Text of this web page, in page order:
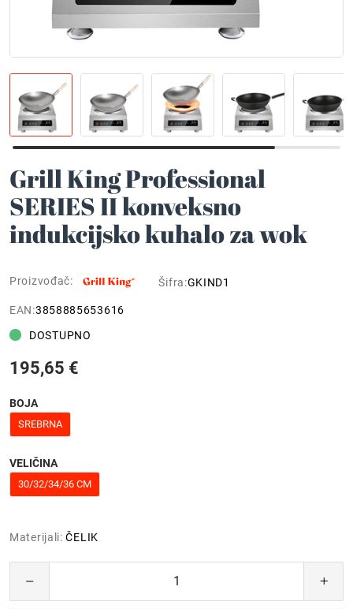
Grill King Professional
SERIES II konveksno
indukcijsko kuhalo za wok
Proizvođač: Šifra:GKIND1
EAN:3858885653616
DOSTUPNO
195,65 €
BOJA
SREBRNA
VELIČINA
30/32/34/36 CM
Materijali: ČELIK